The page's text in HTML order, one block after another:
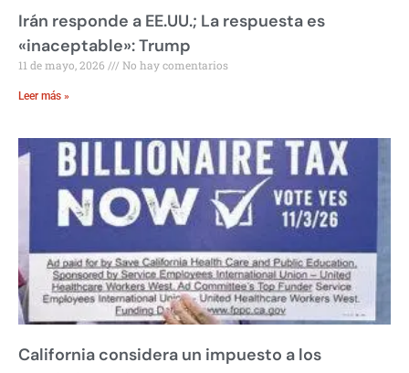
Irán responde a EE.UU.; La respuesta es
«inaceptable»: Trump
11 de mayo, 2026 No hay comentarios
Leer más »
California considera un impuesto a los